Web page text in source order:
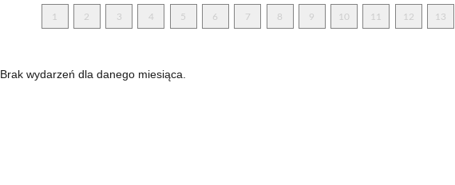
1 2 3 4 5 6 7 8 9 10 11 12 13
Brak wydarzeń dla danego miesiąca.